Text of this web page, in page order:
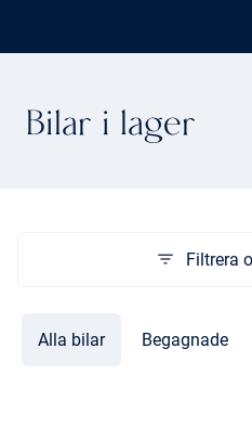
Bilar i lager
Filtrera
Alla bilar Begagnade